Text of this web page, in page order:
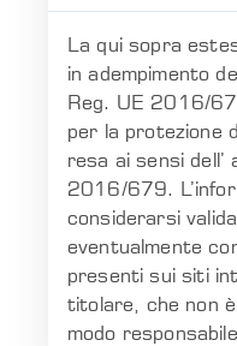
La qui sopra
in adempimento
Reg. UE 2016/
per la protezione
resa ai sensi
2016/679.
considerarsi
eventualmente
presenti sui siti
titolare, che non
modo